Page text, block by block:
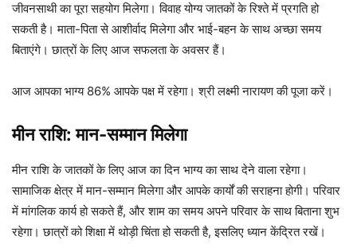
जीवनसाथी का पूरा सहयोग मिलेगा। विवाह योग्य जातकों के रिश्ते में प्रगति हो
सकती है। माता-पिता से आशीर्वाद मिलेगा और भाई-बहन के साथ अच्छा समय
बिताएंगे। छात्रों के लिए आज सफलता के अवसर हैं।
आज आपका भाग्य 86% आपके पक्ष में रहेगा। श्री लक्ष्मी नारायण की पूजा करें।
मीन राशि: मान-सम्मान मिलेगा
मीन राशि के जातकों के लिए आज का दिन भाग्य का साथ देने वाला रहेगा।
सामाजिक क्षेत्र में मान-सम्मान मिलेगा और आपके कार्यों की सराहना होगी। परिवार
में मांगलिक कार्य हो सकते हैं, और शाम का समय अपने परिवार के साथ बिताना शुभ
रहेगा। छात्रों को शिक्षा में थोड़ी चिंता हो सकती है, इसलिए ध्यान केंद्रित रखें।